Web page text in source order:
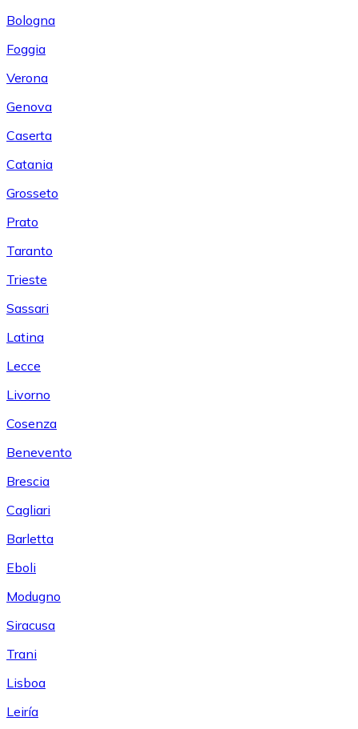
Bologna
Foggia
Verona
Genova
Caserta
Catania
Grosseto
Prato
Taranto
Trieste
Sassari
Latina
Lecce
Livorno
Cosenza
Benevento
Brescia
Cagliari
Barletta
Eboli
Modugno
Siracusa
Trani
Lisboa
Leiría